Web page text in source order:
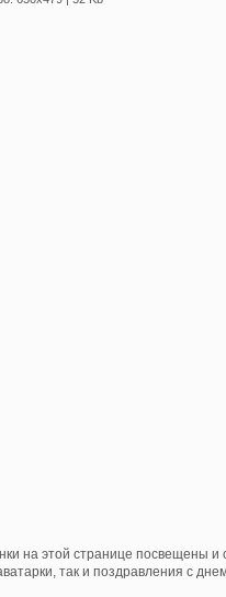
на этой странице посвещены
так и поздравления с